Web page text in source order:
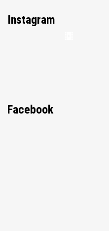
Instagram
Facebook